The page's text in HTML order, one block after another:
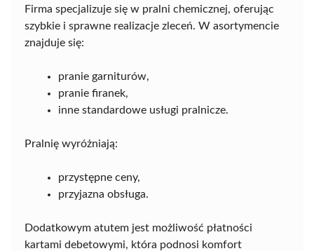
Firma specjalizuje się w pralni chemicznej, oferując
szybkie i sprawne realizacje zleceń. W asortymencie
znajduje się:
pranie garniturów,
pranie firanek,
inne standardowe usługi pralnicze.
Pralnię wyróżniają:
przystępne ceny,
przyjazna obsługa.
Dodatkowym atutem jest możliwość płatności
kartami debetowymi, która podnosi komfort